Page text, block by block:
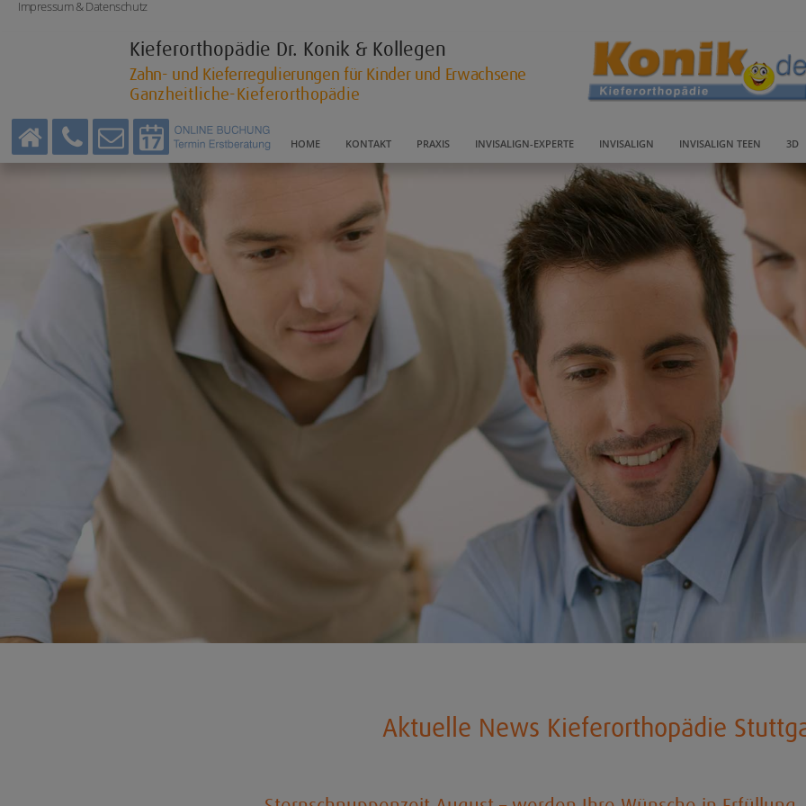
Impressum & Datenschutz
Kieferorthopädie Dr. Konik & Kollegen
Zahn- und Kieferregulierungen für Kinder und Erwachsene
Ganzheitliche-Kieferorthopädie
HOME KONTAKT PRAXIS INVISALIGN-EXPERTE INVISALIGN INVISALIGN TEEN 3D
Aktuelle News Kieferorthopädie